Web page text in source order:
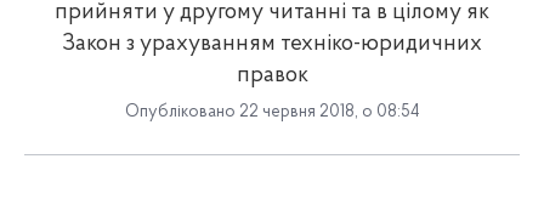
прийняти у другому читанні та в цілому як
Закон з урахуванням техніко-юридичних
правок
Опубліковано 22 червня 2018, о 08:54